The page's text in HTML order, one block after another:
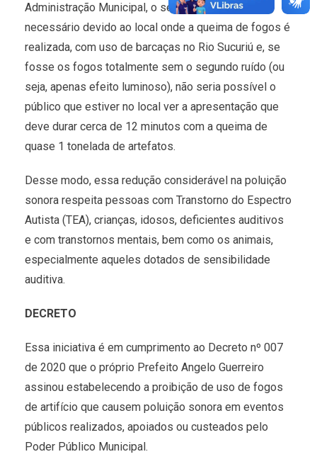
Administração Municipal, o segundo ruído é
necessário devido ao local onde a queima de fogos é
realizada, com uso de barcaças no Rio Sucuriú e, se
fosse os fogos totalmente sem o segundo ruído (ou
seja, apenas efeito luminoso), não seria possível o
público que estiver no local ver a apresentação que
deve durar cerca de 12 minutos com a queima de
quase 1 tonelada de artefatos.
Desse modo, essa redução considerável na poluição
sonora respeita pessoas com Transtorno do Espectro
Autista (TEA), crianças, idosos, deficientes auditivos
e com transtornos mentais, bem como os animais,
especialmente aqueles dotados de sensibilidade
auditiva.
DECRETO
Essa iniciativa é em cumprimento ao Decreto nº 007
de 2020 que o próprio Prefeito Angelo Guerreiro
assinou estabelecendo a proibição de uso de fogos
de artifício que causem poluição sonora em eventos
públicos realizados, apoiados ou custeados pelo
Poder Público Municipal.